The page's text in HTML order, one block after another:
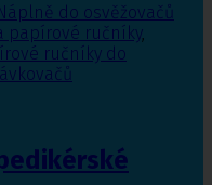
do osvěžovačů
papírové ručníky,
ručníky do